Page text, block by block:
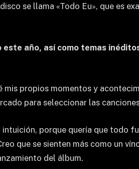
se llama «Todo Eu», que es
año, así como temas
mis propios momentos y
para seleccionar las
porque quería que todo
que se sienten más como un
del álbum.